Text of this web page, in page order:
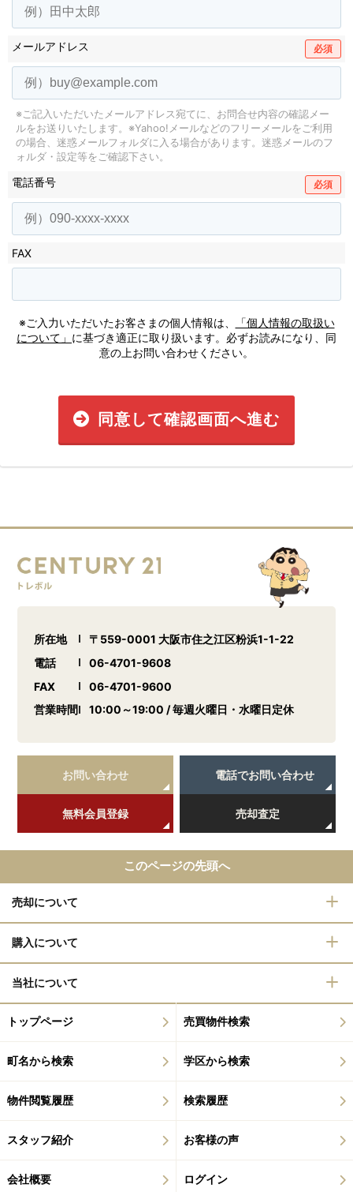
メールアドレス 必須
※ご記入いただいたメールアドレス宛てに、お問合せ内容の確認メー
ルをお送りいたします。 ※Yahoo!メールなどのフリーメールをご利用
の場合、迷惑メールフォルダに入る場合があります。 迷惑メールのフ
ォルダ・設定等をご確認下さい。
電話番号 必須
FAX
※ご入力いただいたお客さまの個人情報は、
「個人情報の取扱い
について」 に基づき適正に取り扱います。必ずお読みになり、同
意の上お問い合わせください。
同意して確認画面へ進む
所在地
〒559-0001 大阪市住之江区粉浜1-1-22
電話
06-4701-9608
FAX
06-4701-9600
営業時間
10:00～19:00 / 毎週火曜日・水曜日定休
お問い合わせ 電話でお問い合わせ
無料会員登録 売却査定
このページの先頭へ
売却について
購入について
当社について
トップページ 売買物件検索
町名から検索 学区から検索
物件閲覧履歴 検索履歴
スタッフ紹介 お客様の声
会社概要 ログイン